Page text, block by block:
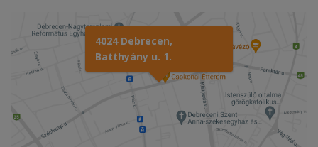
4024 Debrecen,
Batthyány u. 1.